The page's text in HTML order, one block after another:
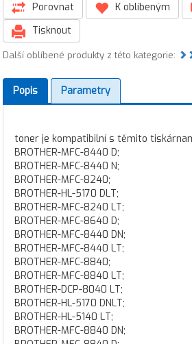
Porovnat K oblíbeným
Tisknout
Další oblíbené produkty z této kategorie:
Popis Parametry
toner je kompatibilní s těmito
BROTHER-MFC-8440 D;
BROTHER-MFC-8440 N;
BROTHER-MFC-8240;
BROTHER-HL-5170 DLT;
BROTHER-MFC-8240 LT;
BROTHER-MFC-8640 D;
BROTHER-MFC-8440 DN;
BROTHER-MFC-8440 LT;
BROTHER-MFC-8840;
BROTHER-MFC-8840 LT;
BROTHER-DCP-8040 LT;
BROTHER-HL-5170 DNLT;
BROTHER-HL-5140 LT;
BROTHER-MFC-8840 DN;